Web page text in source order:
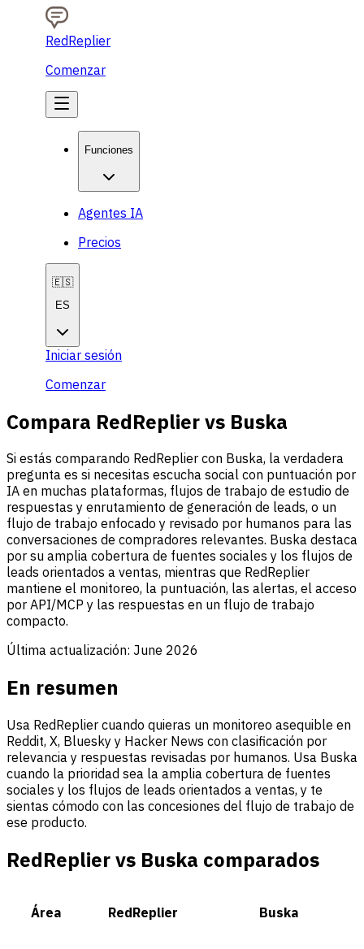
RedReplier
Comenzar
Funciones
Agentes IA
Precios
🇪🇸
ES
Iniciar sesión
Comenzar
Compara RedReplier vs Buska
Si estás comparando RedReplier con Buska, la verdadera
pregunta es si necesitas escucha social con puntuación por
IA en muchas plataformas, flujos de trabajo de estudio de
respuestas y enrutamiento de generación de leads, o un
flujo de trabajo enfocado y revisado por humanos para las
conversaciones de compradores relevantes. Buska destaca
por su amplia cobertura de fuentes sociales y los flujos de
leads orientados a ventas, mientras que RedReplier
mantiene el monitoreo, la puntuación, las alertas, el acceso
por API/MCP y las respuestas en un flujo de trabajo
compacto.
Última actualización: June 2026
En resumen
Usa RedReplier cuando quieras un monitoreo asequible en
Reddit, X, Bluesky y Hacker News con clasificación por
relevancia y respuestas revisadas por humanos. Usa Buska
cuando la prioridad sea la amplia cobertura de fuentes
sociales y los flujos de leads orientados a ventas, y te
sientas cómodo con las concesiones del flujo de trabajo de
ese producto.
RedReplier vs Buska comparados
Área RedReplier Buska